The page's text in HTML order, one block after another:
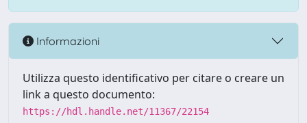
Informazioni
Utilizza questo identificativo per citare o creare un
link a questo documento:
https://hdl.handle.net/11367/22154